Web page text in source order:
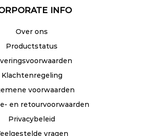
INFO
Over ons
Productstatus
Klachtenregeling
voorwaarden
en retourvoorwaarden
Privacybeleid
vragen